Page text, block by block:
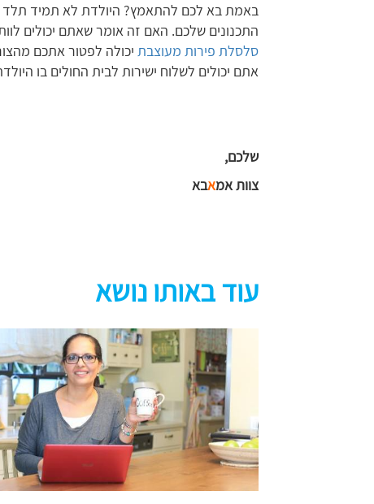
באמת בא לכם להתאמץ? היולדת לא תמיד תלד
התכנונים שלכם. האם זה אומר שאתם יכולים
סלסלת פירות מעוצבת יכולה לפטור אתכם
אתם יכולים לשלוח ישירות לבית החולים בו
שלכם,
צוות אמאבא
עוד באותו נושא